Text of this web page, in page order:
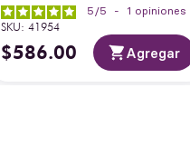
5/5 - 1 opiniones
SKU:41954
$586.00 Agregar